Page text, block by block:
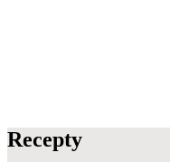
Recepty